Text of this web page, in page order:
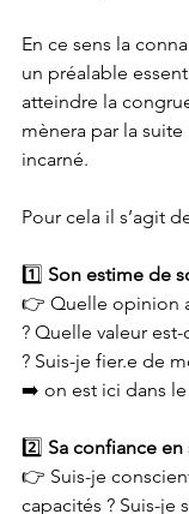
En ce sens la
un préalable
atteindre la
mènera par la
incarné.
Pour cela il s’agit
1️⃣ Son estime de
👉 Quelle opinion
? Quelle valeur
? Suis-je fier.e de
➡️ on est ici dans
2️⃣ Sa confiance en
👉 Suis-je
capacités ? Suis-je